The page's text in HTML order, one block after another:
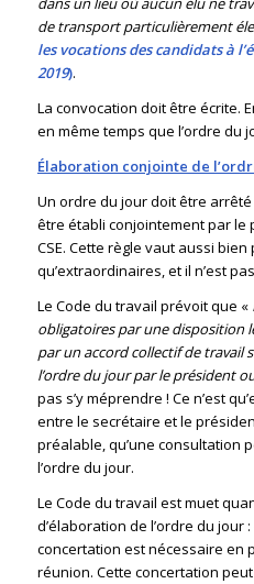
de transport particulièrement
les vocations des candidats à
2019).
La convocation doit être écrite.
en même temps que l’ordre du
Élaboration conjointe de
Un ordre du jour doit être
être établi conjointement par le
CSE. Cette règle vaut aussi
qu’extraordinaires, et il n’est
Le Code du travail prévoit que «
obligatoires par une disposition
par un accord collectif de travail
l’ordre du jour par le président
pas s’y méprendre ! Ce n’est
entre le secrétaire et le
préalable, qu’une consultation
l’ordre du jour.
Le Code du travail est muet
d’élaboration de l’ordre du jour :
concertation est nécessaire en
réunion. Cette concertation